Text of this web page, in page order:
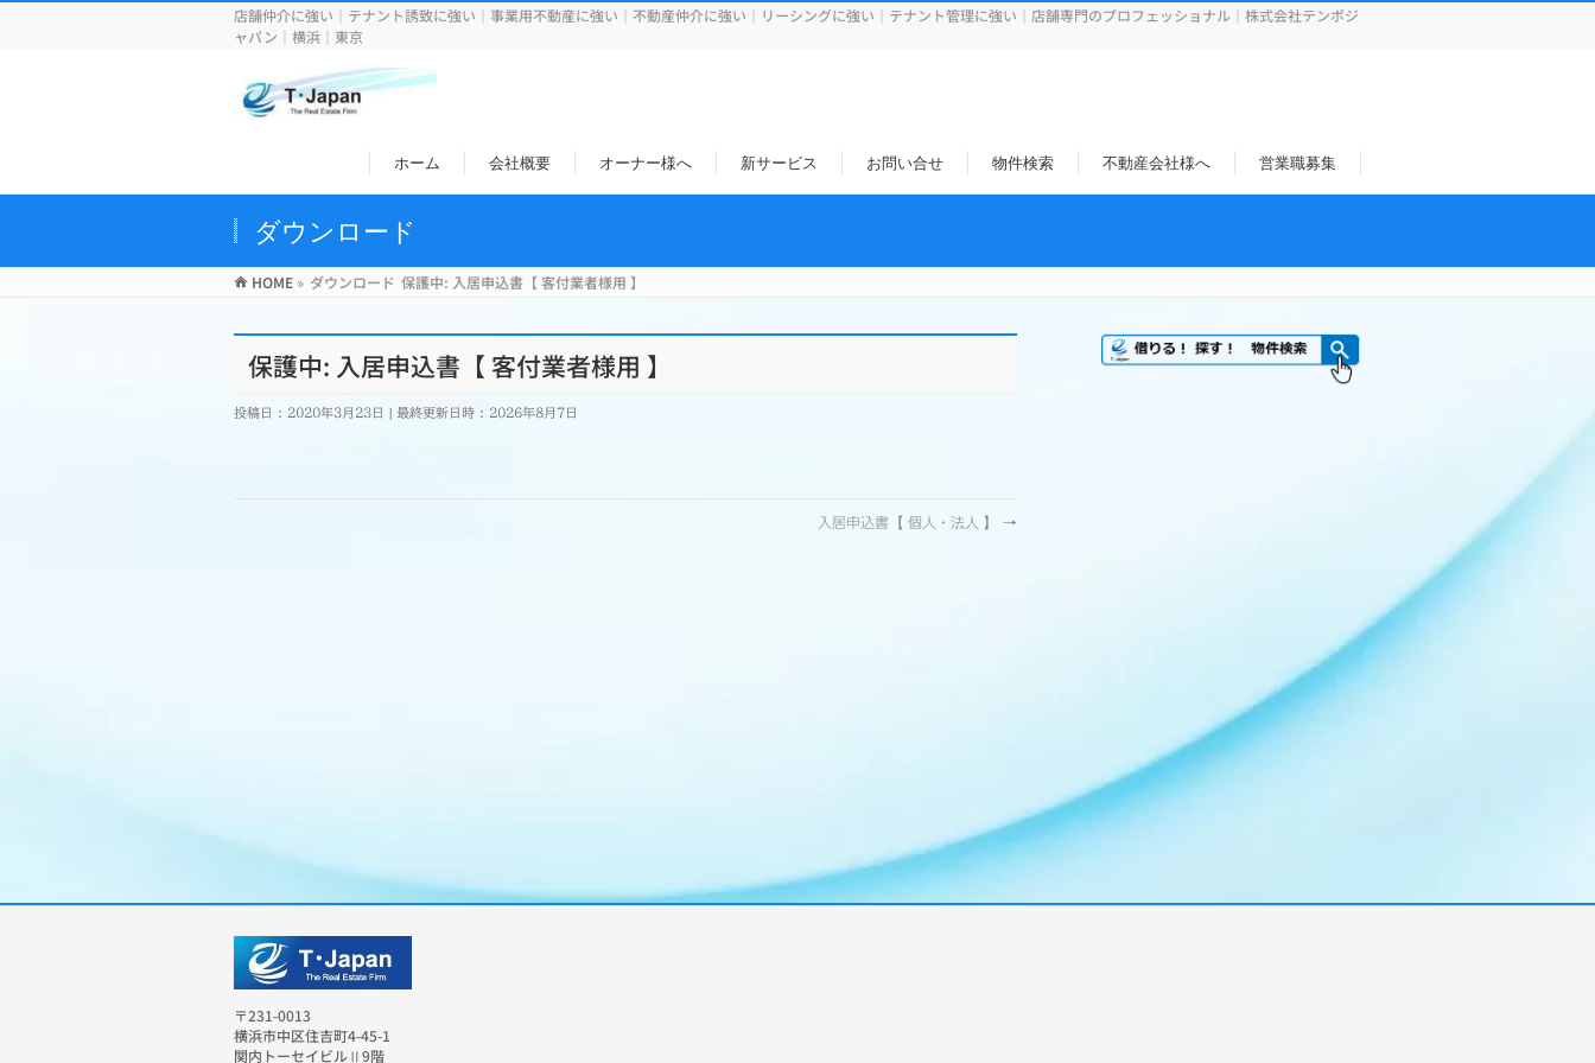
店舗仲介に強い｜テナント誘致に強い｜事業用不動産に強い｜不動産仲介に強い｜リーシングに強い｜テナント管理に強い｜店舗専門のプロフェッショナル｜株式会社テンポジ
ャパン｜横浜｜東京
ホーム 会社概要 オーナー様へ 新サービス お問い合せ 物件検索 不動産会社様へ 営業職募集
ダウンロード
HOME » ダウンロード 保護中: 入居申込書【 客付業者様用 】
保護中: 入居申込書【 客付業者様用 】
投稿日 : 2020年3月23日 最終更新日時 : 2026年8月7日
入居申込書【 個人・法人 】 →
〒231-0013
横浜市中区住吉町4-45-1
関内トーセイビルⅡ9階